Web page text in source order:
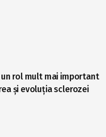
rol mult mai important
și evoluția sclerozei